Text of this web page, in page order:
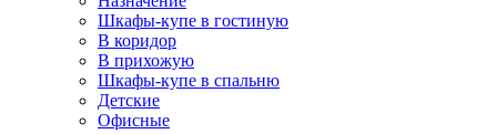
Шкафы-купе в гостиную
В коридор
В прихожую
Шкафы-купе в спальню
Детские
Офисные